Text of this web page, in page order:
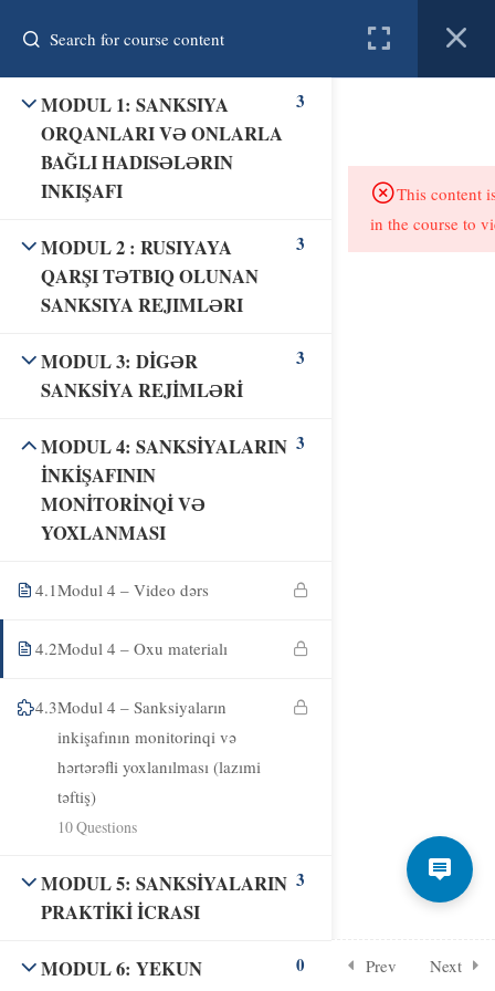
Login
MODUL 1: SANKSIYA
ORQANLARI VƏ ONLARLA
BAĞLI HADISƏLƏRIN
INKIŞAFI
3
MODUL 2 : RUSIYAYA
QARŞI TƏTBIQ OLUNAN
SANKSIYA REJIMLƏRI
3
MODUL 3: DİGƏR
SANKSİYA REJİMLƏRİ
3
MODUL 4: SANKSİYALARIN
İNKİŞAFININ
MONİTORİNQİ VƏ
YOXLANMASI
3
4.1Modul 4 – Video dərs
4.2Modul 4 – Oxu materialı
4.3Modul 4 – Sanksiyaların
inkişafının monitorinqi və
hərtərəfli yoxlanılması (lazımi
təftiş)
10 Questions
MODUL 5: SANKSİYALARIN
PRAKTİKİ İCRASI
3
MODUL 6: YEKUN
0
This content
in the course to
Prev Next
created by connect
Home
Contact